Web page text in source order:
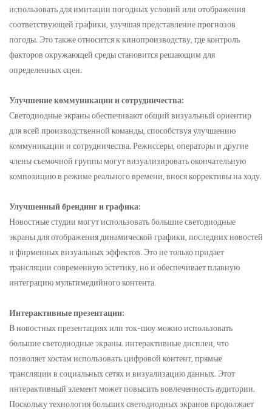
использовать для имитации погодных условий или отображения
соответствующей графики, улучшая представление прогнозов
погоды. Это также относится к кинопроизводству, где контроль
факторов окружающей среды становится решающим для
определенных сцен.
Улучшение коммуникации и сотрудничества:
Светодиодные экраны обеспечивают общий визуальный ориентир
для всей производственной команды, способствуя улучшению
коммуникации и сотрудничества. Режиссеры, операторы и другие
члены съемочной группы могут визуализировать окончательную
композицию в режиме реального времени, внося коррективы на ходу.
Улучшенный брендинг и графика:
Новостные студии могут использовать большие светодиодные
экраны для отображения динамической графики, последних новостей
и фирменных визуальных эффектов. Это не только придает
трансляции современную эстетику, но и обеспечивает плавную
интеграцию мультимедийного контента.
Интерактивные презентации:
В новостных презентациях или ток-шоу можно использовать
большие светодиодные экраны.интерактивные дисплеи, что
позволяет хостам использовать цифровой контент, прямые
трансляции в социальных сетях и визуализацию данных. Этот
интерактивный элемент может повысить вовлеченность аудитории.
Поскольку технология больших светодиодных экранов продолжает